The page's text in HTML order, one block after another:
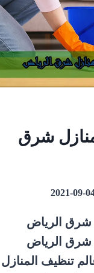
شرق
2021-09-
شرق الرياض
شرق الرياض
تنظيف المنازل